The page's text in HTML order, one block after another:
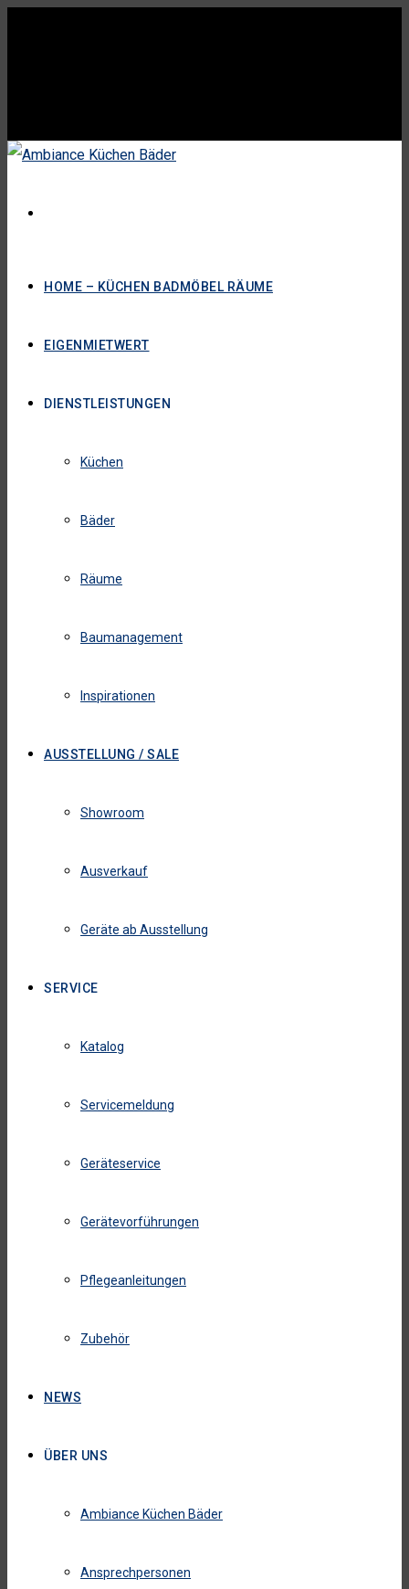
HOME – KÜCHEN BADMÖBEL RÄUME
EIGENMIETWERT
DIENSTLEISTUNGEN
Küchen
Bäder
Räume
Baumanagement
Inspirationen
AUSSTELLUNG / SALE
Showroom
Ausverkauf
Geräte ab Ausstellung
SERVICE
Katalog
Servicemeldung
Geräteservice
Gerätevorführungen
Pflegeanleitungen
Zubehör
NEWS
ÜBER UNS
Ambiance Küchen Bäder
Ansprechpersonen